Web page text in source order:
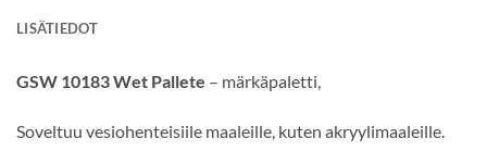
LISÄTIEDOT
GSW 10183 Wet Pallete – märkäpaletti,
Soveltuu vesiohenteisiile maaleille, kuten akryylimaaleille.